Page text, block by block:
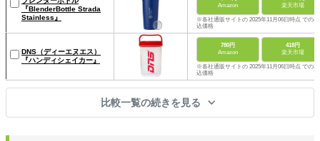
『BlenderBottle Strada
Stainless』
Amazon
楽天市場
※各社通販サイトの 2025年11月06日時点 での税
込価格
DNS（ディーエヌエス）
『ハンディシェイカー』
780円
Amazon
418円
楽天市場
※各社通販サイトの 2025年11月06日時点 での税
込価格
比較一覧の続きを見る